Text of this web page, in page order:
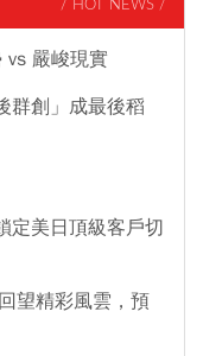
/ HOT NEWS /
vs 嚴峻現實
群創」成最後稻
定美日頂級客戶切
望精彩風雲，預